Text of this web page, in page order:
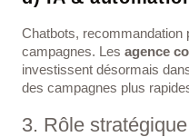
Chatbots, recommandation
campagnes. Les agence
investissent désormais
des campagnes plus
3. Rôle